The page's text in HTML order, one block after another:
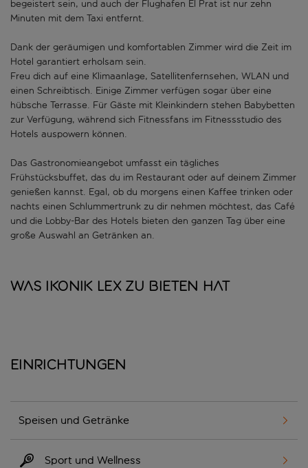
begeistert sein, und auch der Flughafen El Prat ist nur zehn
Minuten mit dem Taxi entfernt.
Dank der geräumigen und komfortablen Zimmer wird die Zeit im
Hotel garantiert erholsam sein.
Freu dich auf eine Klimaanlage, Satellitenfernsehen, WLAN und
einen Schreibtisch. Einige Zimmer verfügen sogar über eine
hübsche Terrasse. Für Gäste mit Kleinkindern stehen Babybetten
zur Verfügung, während sich Fitnessfans im Fitnessstudio des
Hotels auspowern können.
Das Gastronomieangebot umfasst ein tägliches
Frühstücksbuffet, das du im Restaurant oder auf deinem Zimmer
genießen kannst. Egal, ob du morgens einen Kaffee trinken oder
nachts einen Schlummertrunk zu dir nehmen möchtest, das Café
und die Lobby-Bar des Hotels bieten den ganzen Tag über eine
große Auswahl an Getränken an.
Was Ikonik Lex zu bieten hat
Einrichtungen
Speisen und Getränke
Sport und Wellness